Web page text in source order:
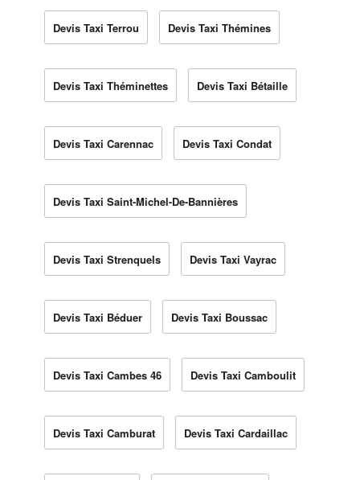
Devis Taxi Terrou Devis Taxi Thémines
Devis Taxi Théminettes Devis Taxi Bétaille
Devis Taxi Carennac Devis Taxi Condat
Devis Taxi Saint-Michel-De-Bannières
Devis Taxi Strenquels Devis Taxi Vayrac
Devis Taxi Béduer Devis Taxi Boussac
Devis Taxi Cambes 46 Devis Taxi Camboulit
Devis Taxi Camburat Devis Taxi Cardaillac